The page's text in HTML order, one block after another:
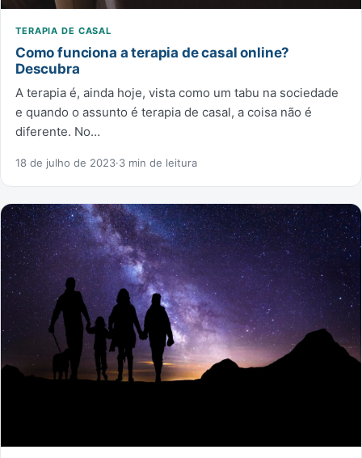
TERAPIA DE CASAL
Como funciona a terapia de casal online?
Descubra
A terapia é, ainda hoje, vista como um tabu na sociedade
e quando o assunto é terapia de casal, a coisa não é
diferente. No…
18 de julho de 2023·3 min de leitura